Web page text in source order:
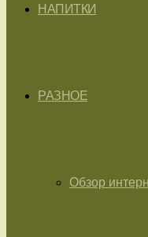
НАПИТКИ
РАЗНОЕ
Обзор